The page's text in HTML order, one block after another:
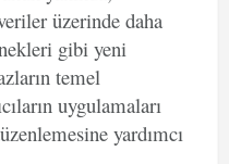
üzerinde daha
gibi yeni
temel
uygulamaları
yardımcı